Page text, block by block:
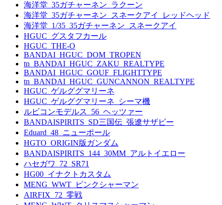
海洋堂_35ガチャーネン_ラクーン
海洋堂_35ガチャーネン_スネークアイ_レッドヘッド
海洋堂_1/35_35ガチャーネン_スネークアイ
HGUC_グスタフカール
HGUC_THE-O
BANDAI_HGUC_DOM_TROPEN
tn_BANDAI_HGUC_ZAKU_REALTYPE
BANDAI_HGUC_GOUF_FLIGHTTYPE
tn_BANDAI_HGUC_GUNCANNON_REALTYPE
HGUC_ゲルググマリーネ
HGUC_ゲルググマリーネ_シーマ機
ルビコンモデルス_56_ヘッツァー
BANDAISPIRITS_SD三国伝_張遼サザビー
Eduard_48_ニューポール
HGTO_ORIGIN版ガンダム
BANDAISPIRITS_144_30MM_アルトイエロー
ハセガワ_72_SR71
HG00_イナクトカスタム
MENG_WWT_ピンクシャーマン
AIRFIX_72_零戦